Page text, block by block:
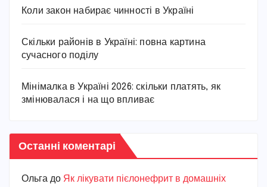
Коли закон набирає чинності в Україні
Скільки районів в Україні: повна картина
сучасного поділу
Мінімалка в Україні 2026: скільки платять, як
змінювалася і на що впливає
Останні коментарі
Ольга до Як лікувати пієлонефрит в домашніх